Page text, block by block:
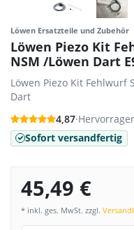
Löwen Ersatzteile und Zubehör
Löwen Piezo Kit
NSM /Löwen Dart
Löwen Piezo Kit Fehlwurf
Dart
4,87·
Sofort versandfertig
45,49 €
* inkl. ges. MwSt. zzgl.